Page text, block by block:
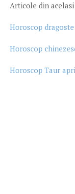
Articole din
Horoscop
Horoscop
Horoscop Taur